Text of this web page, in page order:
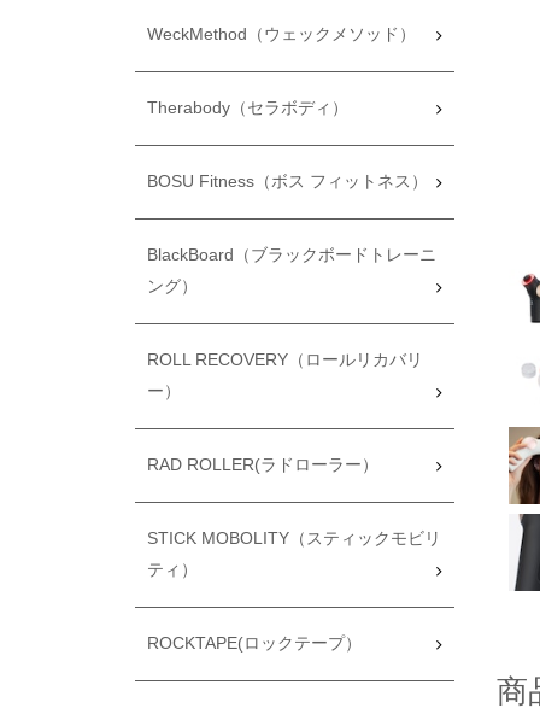
商
WeckMethod（ウェックメソッド）
Therabody（セラボディ）
BOSU Fitness（ボス フィットネス）
BlackBoard（ブラックボードトレーニ
ング）
ROLL RECOVERY（ロールリカバリ
ー）
RAD ROLLER(ラドローラー）
STICK MOBOLITY（スティックモビリ
ティ）
ROCKTAPE(ロックテープ）